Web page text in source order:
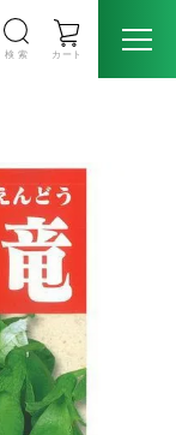
検 索 カート